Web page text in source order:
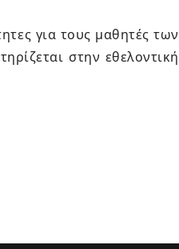
για τους μαθητές των
στην εθελοντική